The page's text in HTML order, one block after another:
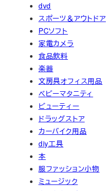
dvd
スポーツ＆アウトドア
PCソフト
家電カメラ
食品飲料
楽器
文房具オフィス用品
ベビーマタニティ
ビューティー
ドラッグストア
カーバイク用品
diy工具
本
服ファッション小物
ミュージック